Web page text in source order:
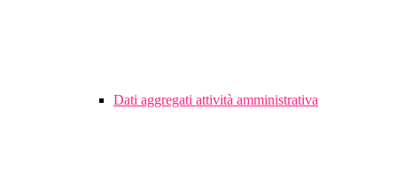
Dati aggregati attività amministrativa